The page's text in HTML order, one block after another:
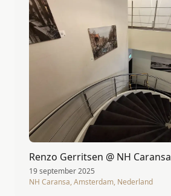
Renzo Gerritsen @ NH Caransa
19 september 2025
NH Caransa, Amsterdam, Nederland